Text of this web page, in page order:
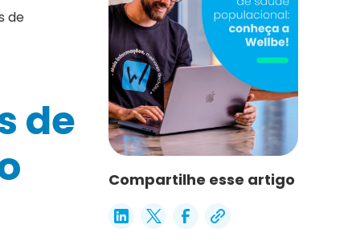
de
de
Compartilhe esse artigo